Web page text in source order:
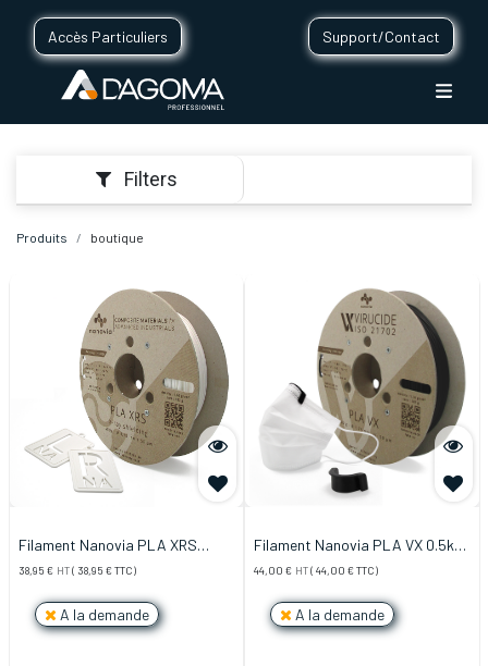
Accès Particuliers Support/Contact
Filters
Produits boutique
Filament Nanovia PLA XRS
0.5kg 1.75mm Blanc
38,95 € HT( 38,95 €TTC)
A la demande
Filament Nanovia PLA VX 0.5kg
1.75mm Noir
44,00 € HT( 44,00 €TTC)
A la demande